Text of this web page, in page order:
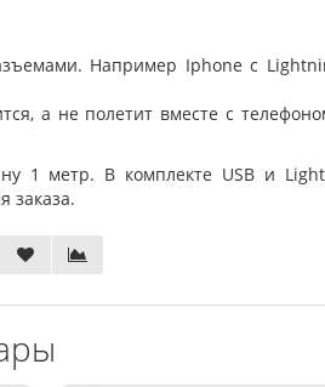
Например Iphone с
а не полетит вместе с
1 метр. В комплекте USB и
заказа.